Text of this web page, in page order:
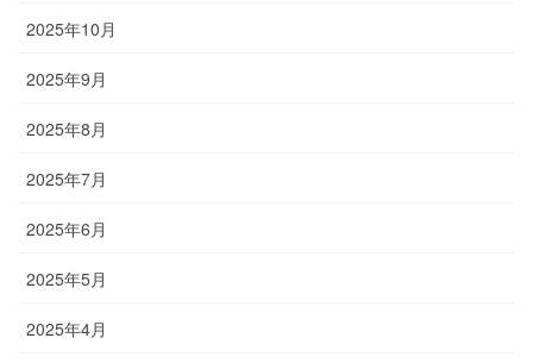
2025年10月
2025年9月
2025年8月
2025年7月
2025年6月
2025年5月
2025年4月